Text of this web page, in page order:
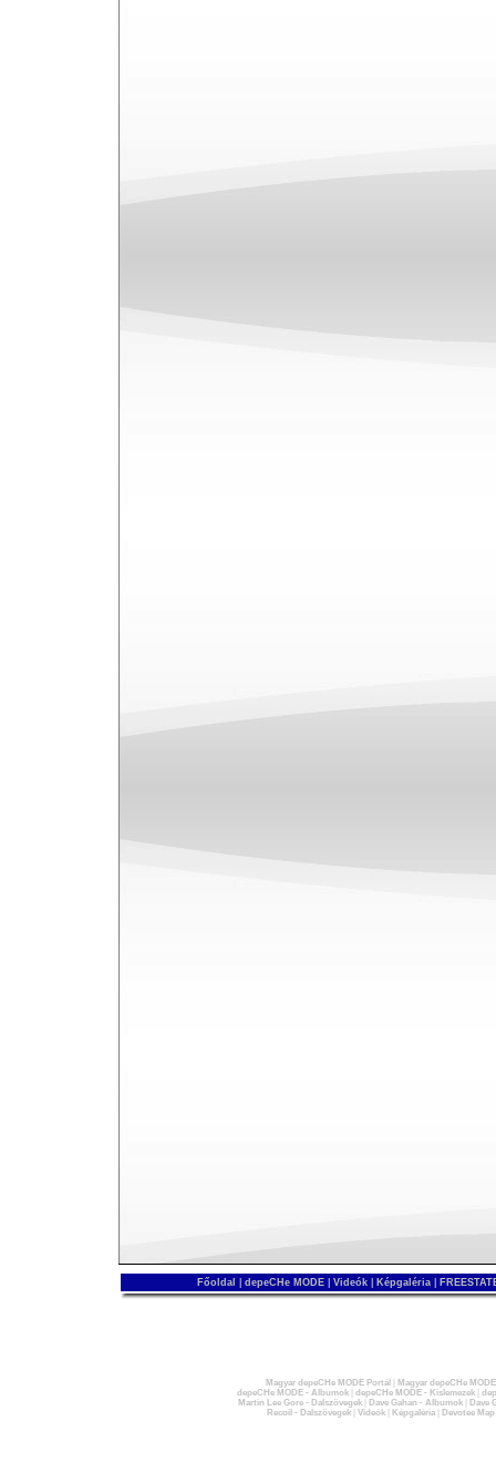
Főoldal depeCHe MODE Videók Képgaléria
Magyar depeCHe MODE Portál
Magyar depeCHe
depeCHe MODE - Albumok| depeCHe MODE - Kislemezek|
Martin Lee Gore - Dalszövegek| Dave Gahan - Albumok|
Dave
Recoil - Dalszövegek| Videók| Képgaléria| Devotee Map